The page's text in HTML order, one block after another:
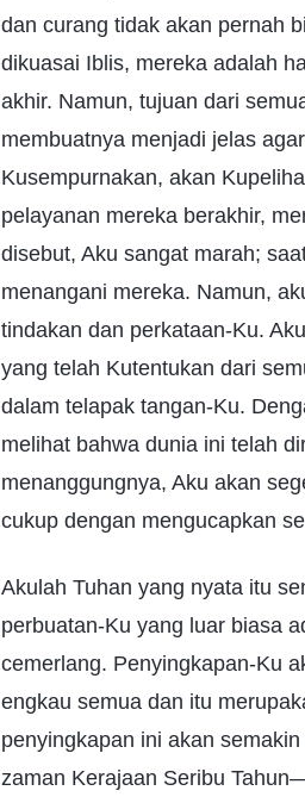
dan curang tidak akan pernah
dikuasai Iblis, mereka adalah
akhir. Namun, tujuan dari
membuatnya menjadi jelas
Kusempurnakan, akan
pelayanan mereka berakhir,
disebut, Aku sangat marah;
menangani mereka. Namun,
tindakan dan perkataan-Ku.
yang telah Kutentukan dari
dalam telapak tangan-Ku.
melihat bahwa dunia ini telah
menanggungnya, Aku akan
cukup dengan mengucapkan
Akulah Tuhan yang nyata itu
perbuatan-Ku yang luar biasa
cemerlang. Penyingkapan-Ku
engkau semua dan itu
penyingkapan ini akan
zaman Kerajaan Seribu